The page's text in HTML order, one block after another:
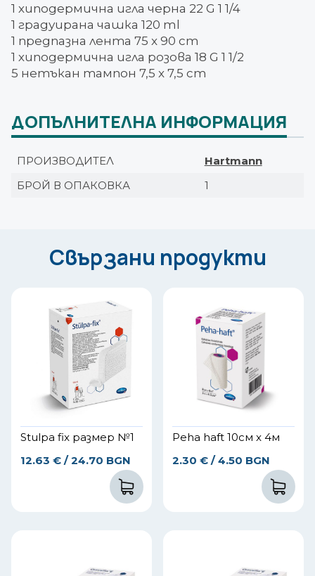
1 хиподермична игла черна 22 G 1 1/4
1 градуирана чашка 120 ml
1 предпазна лента 75 x 90 cm
1 хиподермична игла розова 18 G 1 1/2
5 нетъкан тампон 7,5 x 7,5 cm
ДОПЪЛНИТЕЛНА ИНФОРМАЦИЯ
ПРОИЗВОДИТЕЛ
Hartmann
БРОЙ В ОПАКОВКА
1
Свързани продукти
Stulpa fix размер №1
12.63 € / 24.70 BGN
Peha haft 10см x 4м
2.30 € / 4.50 BGN